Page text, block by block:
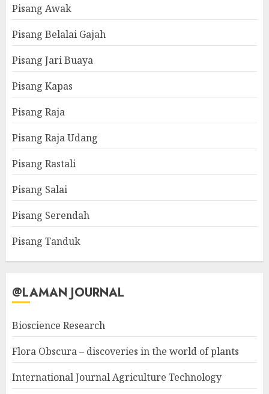
Pisang Awak
Pisang Belalai Gajah
Pisang Jari Buaya
Pisang Kapas
Pisang Raja
Pisang Raja Udang
Pisang Rastali
Pisang Salai
Pisang Serendah
Pisang Tanduk
@LAMAN JOURNAL
Bioscience Research
Flora Obscura – discoveries in the world of plants
International Journal Agriculture Technology